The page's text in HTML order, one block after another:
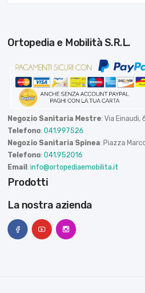
Ortopedia e Mobilità S.R.L.
Negozio Sanitaria Mestre: Via Einaudi,
Telefono: 041.997526
Negozio Sanitaria Spinea: Piazza
Telefono: 041.952016
Email : info@ortopediaemobilita.it
Prodotti
La nostra azienda